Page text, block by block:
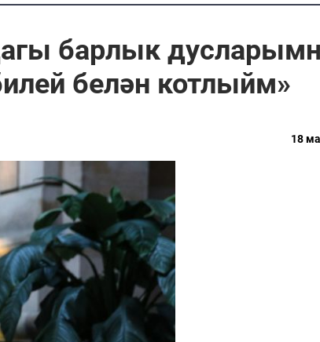
барлык
белән котлыйм»
18